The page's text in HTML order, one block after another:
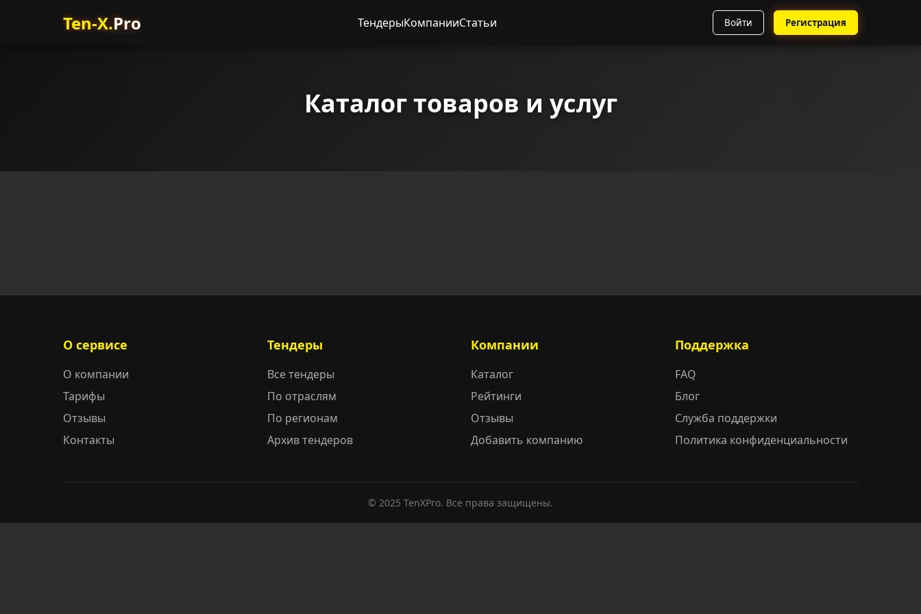
Ten-X.Pro ТендерыКомпанииСтатьи Войти Регистрация
Каталог товаров и услуг
О сервисе
О компании
Тарифы
Отзывы
Контакты
Тендеры
Все тендеры
По отраслям
По регионам
Архив тендеров
Компании
Каталог
Рейтинги
Отзывы
Добавить компанию
Поддержка
FAQ
Блог
Служба поддержки
Политика конфиденциальности
© 2025 TenXPro. Все права защищены.